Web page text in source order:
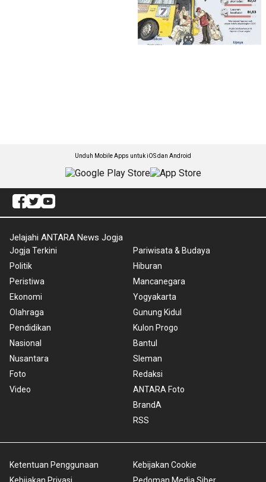
Unduh Mobile Apps untuk iOS dan Android
Jelajahi ANTARA News Jogja
Jogja Terkini
Politik
Peristiwa
Ekonomi
Olahraga
Pendidikan
Nasional
Nusantara
Foto
Video
Pariwisata & Budaya
Hiburan
Mancanegara
Yogyakarta
Gunung Kidul
Kulon Progo
Bantul
Sleman
Redaksi
ANTARA Foto
BrandA
RSS
Ketentuan Penggunaan
Kebijakan Cookie